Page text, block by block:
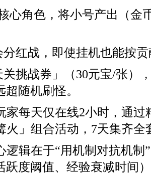
心角色，将小号产出（金
分红战，即使挂机也能按
关挑战券」（30元宝/张）
随机刷怪。
家每天仅在线2小时，通过
火」组合活动，7天集齐全
逻辑在于“用机制对抗机制
跃度阈值、经验衰减时间